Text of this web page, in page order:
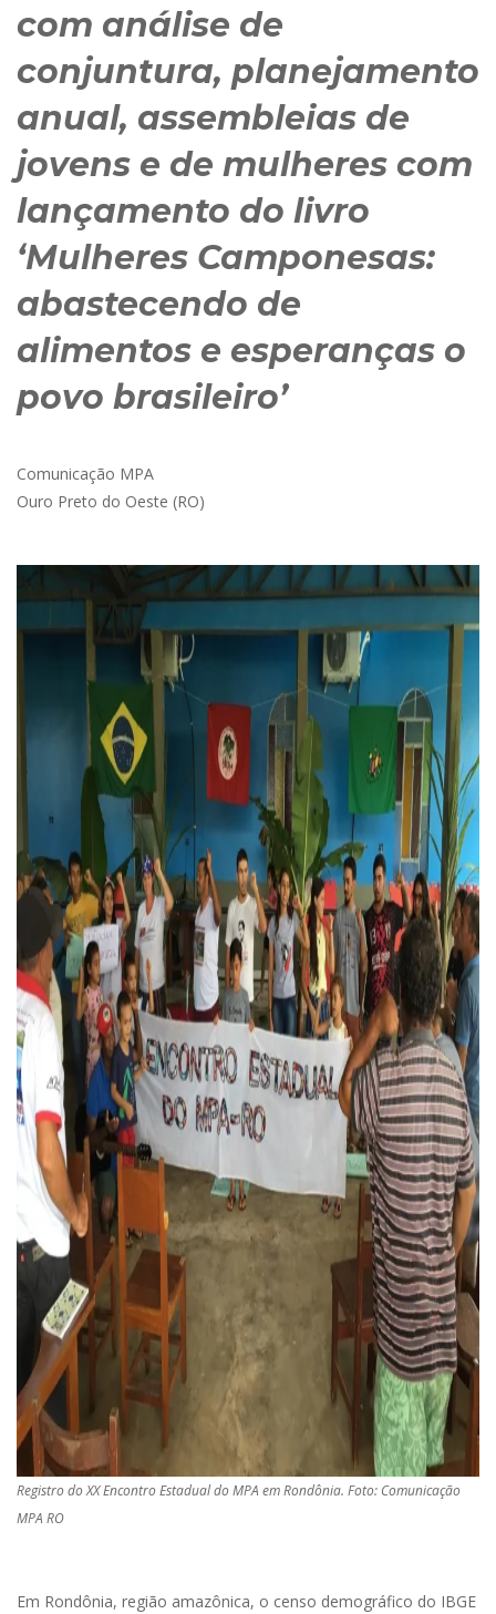
com análise de
conjuntura, planejamento
anual, assembleias de
jovens e de mulheres com
lançamento do livro
‘Mulheres Camponesas:
abastecendo de
alimentos e esperanças o
povo brasileiro’
Comunicação MPA
Ouro Preto do Oeste (RO)
Registro do XX Encontro Estadual do MPA em Rondônia. Foto: Comunicação
MPA RO
Em Rondônia, região amazônica, o censo demográfico do IBGE